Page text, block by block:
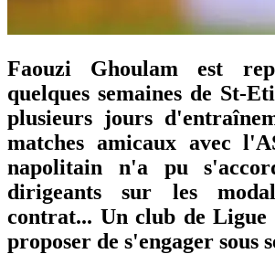
Faouzi Ghoulam est
quelques semaines de St-
plusieurs jours
matches amicaux avec
napolitain n'a pu
dirigeants sur les
contrat... Un club de
proposer de s'engager sous